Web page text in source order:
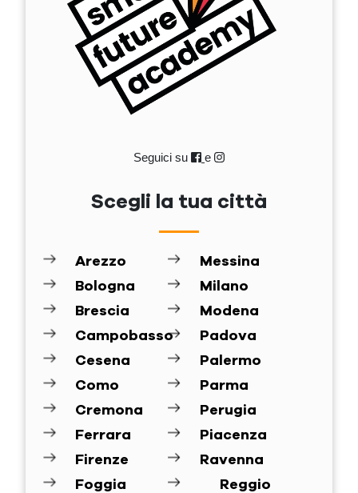
Seguici su e
Scegli la tua città
Arezzo
Bologna
Brescia
Campobasso
Cesena
Como
Cremona
Ferrara
Firenze
Foggia
Messina
Milano
Modena
Padova
Palermo
Parma
Perugia
Piacenza
Ravenna
Reggio